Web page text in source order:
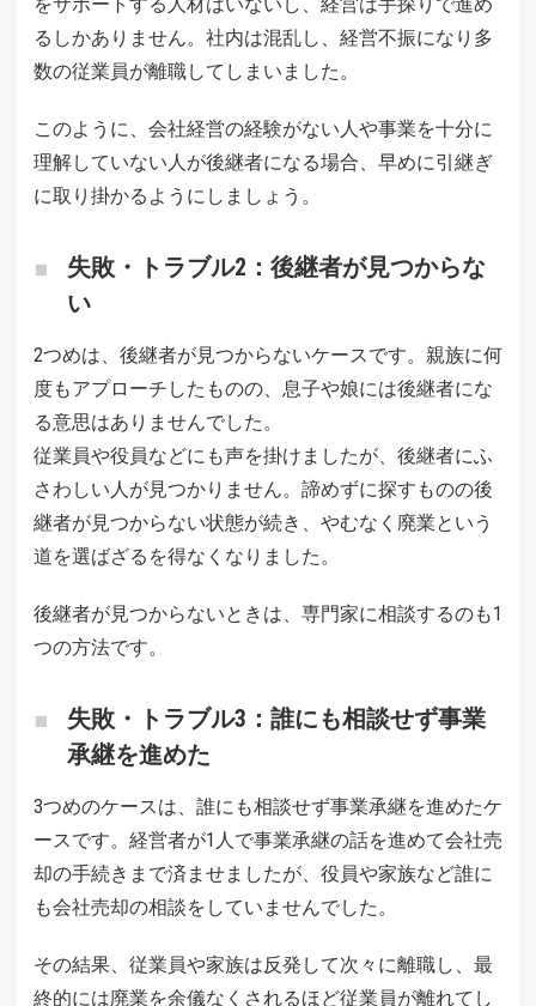
るしかありません。社内は混乱し、経営不振になり多
数の従業員が離職してしまいました。
このように、会社経営の経験がない人や事業を十分に
理解していない人が後継者になる場合、早めに引継ぎ
に取り掛かるようにしましょう。
失敗・トラブル2：後継者が見つからな
い
2つめは、後継者が見つからないケースです。親族に何
度もアプローチしたものの、息子や娘には後継者にな
る意思はありませんでした。
従業員や役員などにも声を掛けましたが、後継者にふ
さわしい人が見つかりません。諦めずに探すものの後
継者が見つからない状態が続き、やむなく廃業という
道を選ばざるを得なくなりました。
後継者が見つからないときは、専門家に相談するのも1
つの方法です。
失敗・トラブル3：誰にも相談せず事業
承継を進めた
3つめのケースは、誰にも相談せず事業承継を進めたケ
ースです。経営者が1人で事業承継の話を進めて会社売
却の手続きまで済ませましたが、役員や家族など誰に
も会社売却の相談をしていませんでした。
その結果、従業員や家族は反発して次々に離職し、最
終的には廃業を余儀なくされるほど従業員が離れてし